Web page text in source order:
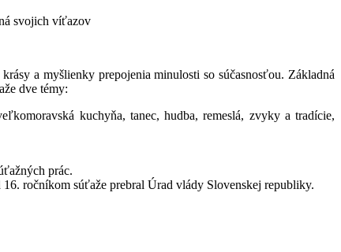
svojich víťazov
a myšlienky prepojenia minulosti so súčasnosťou. Základná
dve témy:
kuchyňa, tanec, hudba, remeslá, zvyky a tradície,
prác.
ročníkom súťaže prebral Úrad vlády Slovenskej republiky.